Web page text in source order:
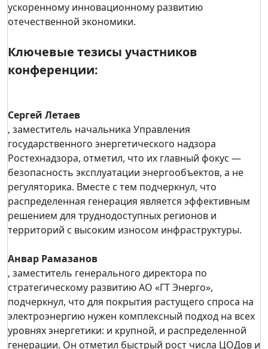
ускоренному инновационному развитию
отечественной экономики.
Ключевые тезисы участников
конференции:
Сергей Летаев
, заместитель начальника Управления
государственного энергетического надзора
Ростехнадзора, отметил, что их главный фокус —
безопасность эксплуатации энергообъектов, а не
регуляторика. Вместе с тем подчеркнул, что
распределенная генерация является эффективным
решением для труднодоступных регионов и
территорий с высоким износом инфраструктуры.
Анвар Рамазанов
, заместитель генерального директора по
стратегическому развитию АО «ГТ Энерго»,
подчеркнул, что для покрытия растущего спроса на
электроэнергию нужен комплексный подход на всех
уровнях энергетики: и крупной, и распределенной
генерации. Он отметил быстрый рост числа ЦОДов и